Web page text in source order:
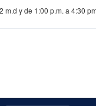
m.d y de 1:00 p.m. a 4:30 pm